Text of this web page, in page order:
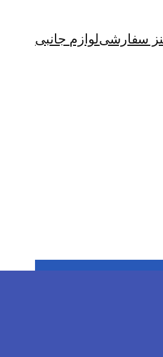
سفارشیلوازم جانبی